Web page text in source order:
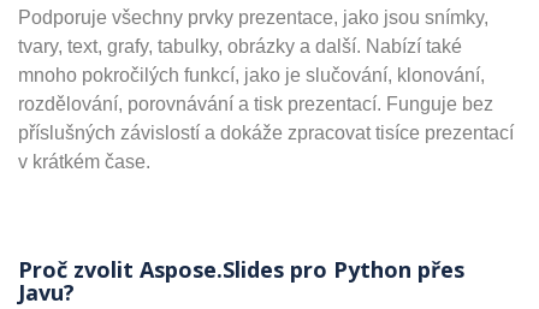
Podporuje všechny prvky prezentace, jako jsou snímky,
tvary, text, grafy, tabulky, obrázky a další. Nabízí také
mnoho pokročilých funkcí, jako je slučování, klonování,
rozdělování, porovnávání a tisk prezentací. Funguje bez
příslušných závislostí a dokáže zpracovat tisíce prezentací
v krátkém čase.
Proč zvolit Aspose.Slides pro Python přes
Javu?